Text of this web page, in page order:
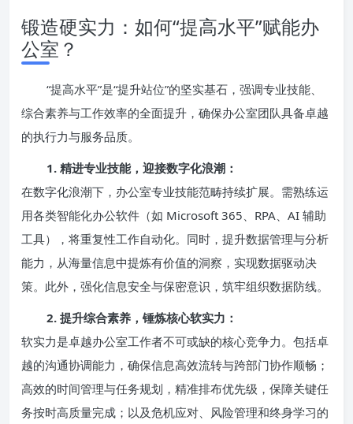
锻造硬实力：如何“提高水平”赋能办
公室？
“提高水平”是“提升站位”的坚实基石，强调专业技能、
综合素养与工作效率的全面提升，确保办公室团队具备卓越
的执行力与服务品质。
1. 精进专业技能，迎接数字化浪潮：
在数字化浪潮下，办公室专业技能范畴持续扩展。需熟练运
用各类智能化办公软件（如 Microsoft 365、RPA、AI 辅助
工具），将重复性工作自动化。同时，提升数据管理与分析
能力，从海量信息中提炼有价值的洞察，实现数据驱动决
策。此外，强化信息安全与保密意识，筑牢组织数据防线。
2. 提升综合素养，锤炼核心软实力：
软实力是卓越办公室工作者不可或缺的核心竞争力。包括卓
越的沟通协调能力，确保信息高效流转与跨部门协作顺畅；
高效的时间管理与任务规划，精准排布优先级，保障关键任
务按时高质量完成；以及危机应对、风险管理和终身学习的